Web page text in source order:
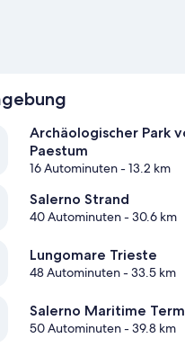
Archäologischer Park
Paestum
16 Autominuten- 13.2 km
Salerno Strand
40 Autominuten- 30.6 km
Lungomare Trieste
48 Autominuten- 33.5 km
Salerno Maritime
50 Autominuten- 39.8 km